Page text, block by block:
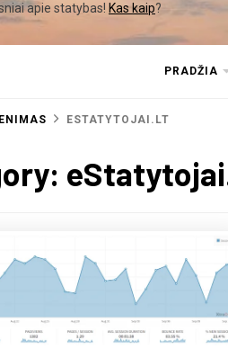
apie statybas! Kas kaip?
PRADŽIA
ESTATYTOJAI.LT